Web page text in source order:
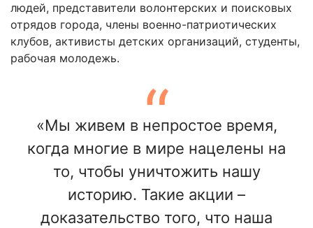
людей, представители волонтерских и поисковых
отрядов города, члены военно-патриотических
клубов, активисты детских организаций, студенты,
рабочая молодежь.
«Мы живем в непростое время,
когда многие в мире нацелены на
то, чтобы уничтожить нашу
историю. Такие акции –
доказательство того, что наша